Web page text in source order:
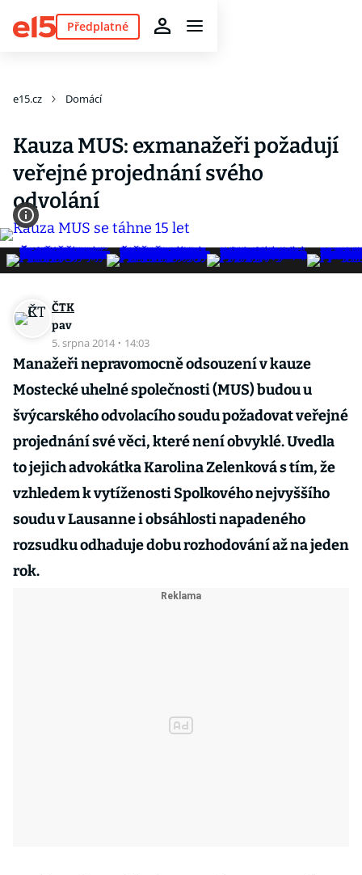
Předplatné
e15.cz Domácí
Kauza MUS: exmanažeři požadují
veřejné projednání svého
odvolání
ČTK
pav
5. srpna 2014 · 14:03
Manažeři nepravomocně odsouzení v kauze
Mostecké uhelné společnosti (MUS) budou u
švýcarského odvolacího soudu požadovat veřejné
projednání své věci, které není obvyklé. Uvedla
to jejich advokátka Karolina Zelenková s tím, že
vzhledem k vytíženosti Spolkového nejvyššího
soudu v Lausanne i obsáhlosti napadeného
rozsudku odhaduje dobu rozhodování až na jeden
rok.